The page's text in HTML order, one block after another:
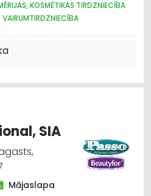
KOSMĒTIKAS TIRDZNIECĪBA
VAIRUMTIRDZNIECĪBA
SIA
Mājaslapa